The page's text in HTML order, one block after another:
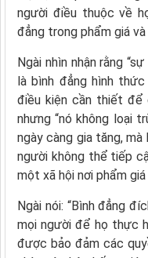
người điều thuộc về
đẳng trong phẩm giá
Ngài nhìn nhận rằng
là bình đẳng hình
điều kiện cần thiết
nhưng “nó không loại
ngày càng gia tăng,
người không thể tiếp
một xã hội nơi phẩm
Ngài nói: “Bình đẳng
mọi người để họ thực
được bảo đảm các